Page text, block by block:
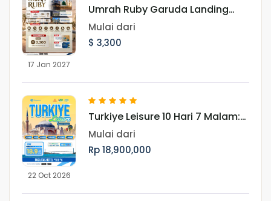
17 Jan 2027
Umrah Ruby Garuda Landing
Madinah 17 Januari 2027
Mulai dari
$ 3,300
22 Oct 2026
Turkiye Leisure 10 Hari 7 Malam:
Jelajahi Pesona Turki Periode 22
Oktober 2026
Mulai dari
Rp 18,900,000